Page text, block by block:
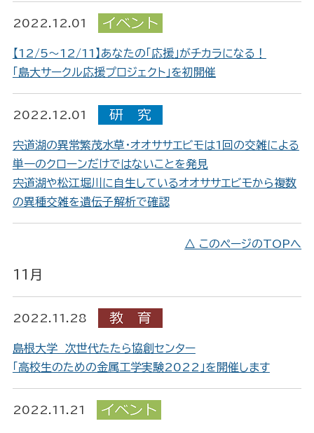
2022.12.01
【12/5～12/11】あなたの「応援」がチカラになる！
「島大サークル応援プロジェクト」を初開催
2022.12.01
宍道湖の異常繁茂水草・オオササエビモは1回の交雑による
単一のクローンだけではないことを発見
宍道湖や松江堀川に自生しているオオササエビモから複数
の異種交雑を遺伝子解析で確認
△ このページのTOPへ
11月
2022.11.28
島根大学 次世代たたら協創センター
「高校生のための金属工学実験2022」を開催します
2022.11.21